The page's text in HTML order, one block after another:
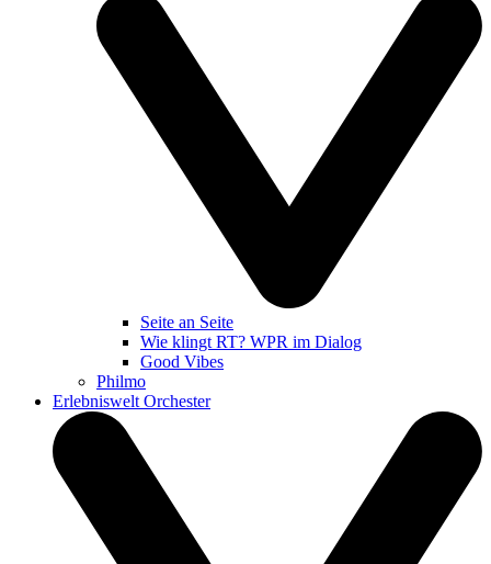
Seite an Seite
Wie klingt RT? WPR im Dialog
Good Vibes
Philmo
Erlebniswelt Orchester